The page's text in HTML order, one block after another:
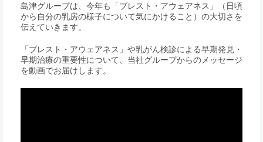
島津グループは、今年も「ブレスト・アウェアネス」（日頃
から自分の乳房の様子について気にかけること）の大切さを
伝えていきます。
「ブレスト・アウェアネス」や乳がん検診による早期発見・
早期治療の重要性について、当社グループからのメッセージ
を動画でお届けします。